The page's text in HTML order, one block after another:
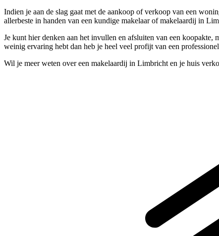
Indien je aan de slag gaat met de aankoop of verkoop van een
allerbeste in handen van een kundige makelaar of makelaardij in
Je kunt hier denken aan het invullen en afsluiten van een
weinig ervaring hebt dan heb je heel veel profijt van een
Wil je meer weten over een makelaardij in Limbricht en je huis